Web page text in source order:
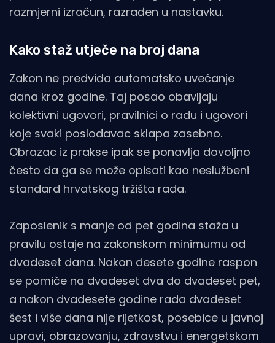
razmjerni izračun, razrađen u nastavku.
Kako staž utječe na broj dana
Zakon ne predviđa automatsko uvećanje
dana kroz godine. Taj posao obavljaju
kolektivni ugovori, pravilnici o radu i ugovori
koje svaki poslodavac sklapa zasebno.
Obrazac iz prakse ipak se ponavlja dovoljno
često da ga se može opisati kao neslužbeni
standard hrvatskog tržišta rada.
Zaposlenik s manje od pet godina staža u
pravilu ostaje na zakonskom minimumu od
dvadeset dana. Nakon desete godine raspon
se pomiče na dvadeset dva do dvadeset pet,
a nakon dvadesete godine rada dvadeset
šest i više dana nije rijetkost, posebice u javnoj
upravi, obrazovanju, zdravstvu i energetskom